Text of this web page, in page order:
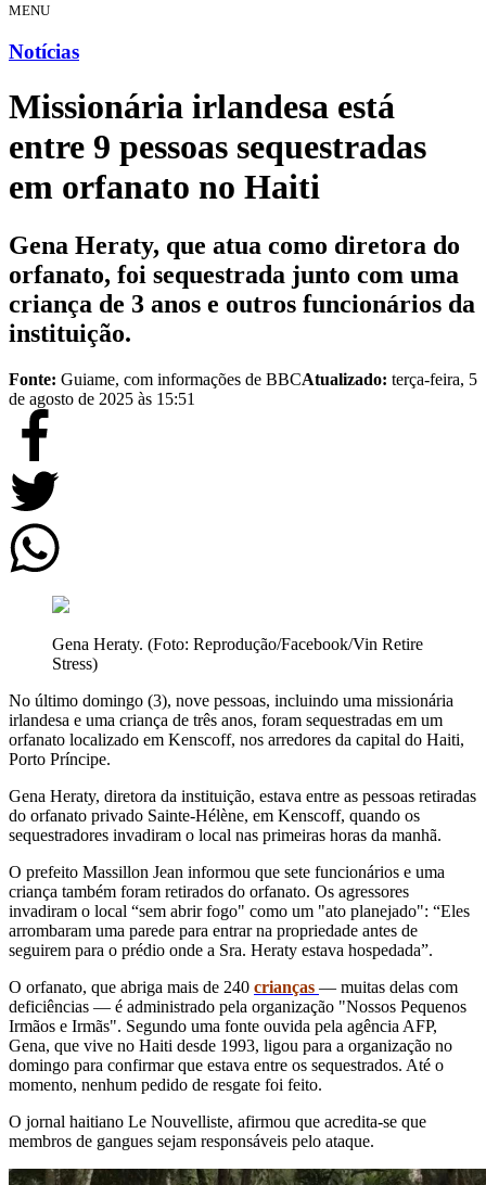
MENU
Notícias
Missionária irlandesa está
entre 9 pessoas sequestradas
em orfanato no Haiti
Gena Heraty, que atua como diretora do
orfanato, foi sequestrada junto com uma
criança de 3 anos e outros funcionários da
instituição.
Fonte: Guiame, com informações de BBCAtualizado: terça-feira, 5
de agosto de 2025 às 15:51
Gena Heraty. (Foto: Reprodução/Facebook/Vin Retire
Stress)
No último domingo (3), nove pessoas, incluindo uma missionária
irlandesa e uma criança de três anos, foram sequestradas em um
orfanato localizado em Kenscoff, nos arredores da capital do Haiti,
Porto Príncipe.
Gena Heraty, diretora da instituição, estava entre as pessoas retiradas
do orfanato privado Sainte-Hélène, em Kenscoff, quando os
sequestradores invadiram o local nas primeiras horas da manhã.
O prefeito Massillon Jean informou que sete funcionários e uma
criança também foram retirados do orfanato. Os agressores
invadiram o local “sem abrir fogo" como um "ato planejado": “Eles
arrombaram uma parede para entrar na propriedade antes de
seguirem para o prédio onde a Sra. Heraty estava hospedada”.
O orfanato, que abriga mais de 240 crianças — muitas delas com
deficiências — é administrado pela organização "Nossos Pequenos
Irmãos e Irmãs". Segundo uma fonte ouvida pela agência AFP,
Gena, que vive no Haiti desde 1993, ligou para a organização no
domingo para confirmar que estava entre os sequestrados. Até o
momento, nenhum pedido de resgate foi feito.
O jornal haitiano Le Nouvelliste, afirmou que acredita-se que
membros de gangues sejam responsáveis pelo ataque.